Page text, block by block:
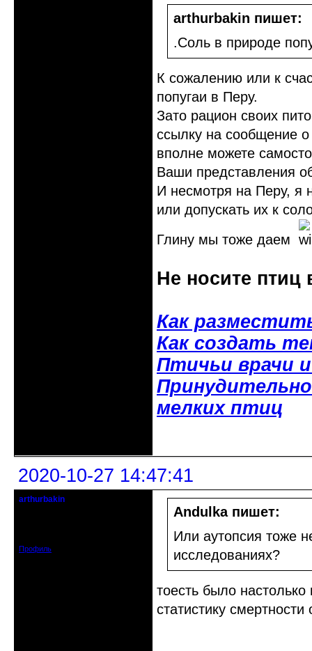
arthurbakin пишет:
.Соль в природе
К сожалению или к
попугаи в Перу.
Зато рацион своих
ссылку на сообщение
вполне можете
Ваши представления
И несмотря на Перу, я
или допускать их к
Глину мы тоже даем
Не носите птиц
Как
Как создать
Птичьи врачи
мелких птиц
2020-10-27 14:47:41
arthurbakin
Профиль
Andulka пишет:
Или аутопсия тоже
исследованиях?
тоесть было
статистику